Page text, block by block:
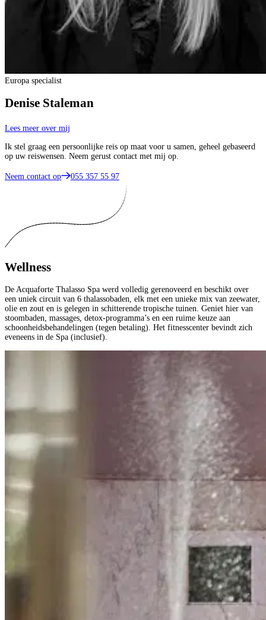
Europa specialist
Denise Staleman
Lees meer over mij
Ik stel graag een persoonlijke reis op maat voor u samen, geheel gebaseerd
op uw reiswensen. Neem gerust contact met mij op.
Neem contact op 055 357 55 97
Wellness
De Acquaforte Thalasso Spa werd volledig gerenoveerd en beschikt over
een uniek circuit van 6 thalassobaden, elk met een unieke mix van zeewater,
olie en zout en is gelegen in schitterende tropische tuinen. Geniet hier van
stoombaden, massages, detox-programma’s en een ruime keuze aan
schoonheidsbehandelingen (tegen betaling). Het fitnesscenter bevindt zich
eveneens in de Spa (inclusief).